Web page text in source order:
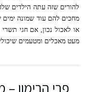
להורים שזה עתה הילדים
מחכים להם עוד שמונה
או לאכול נכון, אם חגי תשרי
מעט מאכלים ומטעמים
פרי הרימון